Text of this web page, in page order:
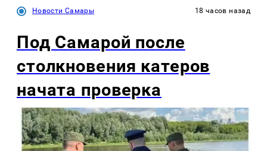
Новости Самары 18 часов назад
Под Самарой после
столкновения катеров
начата проверка